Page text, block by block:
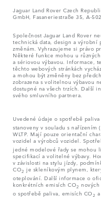
Jaguar Land Rover Czech
GmbH, Fasaneriestraße 35, A-
Společnost Jaguar Land Rover
technická data, design a výrobní
změnám. Vyhrazujeme si právo
Některé funkce mohou u
a sériovou výbavou. Informace,
těchto webových stránkách
a mohou být změněny bez
zobrazena s volitelnou výbavou
dostupné na všech trzích. Další
svého smluvního partnera.
Uvedené údaje o spotřebě
stanoveny v souladu s
WLTP. Mají pouze orientační
vozidel a výrobců vozidel.
jedné modelové řady se mohou
specifikací a volitelné výbavy.
v závislosti na stylu jízdy,
CO2 je skleníkovým plynem,
oteplování. Další informace o
konkrétních emisích CO2
o spotřebě paliva, emisích CO2